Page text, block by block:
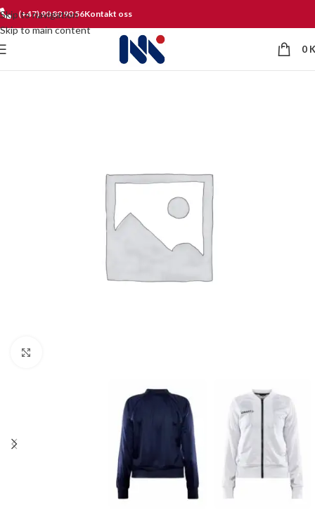
Skip to navigation
Skip to main content
(+47) 90 80 90 56Kontakt oss
0